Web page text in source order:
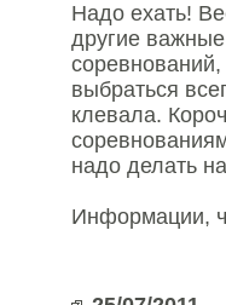
Надо ехать!
другие
выбраться
клевала.
надо делать
Информации,